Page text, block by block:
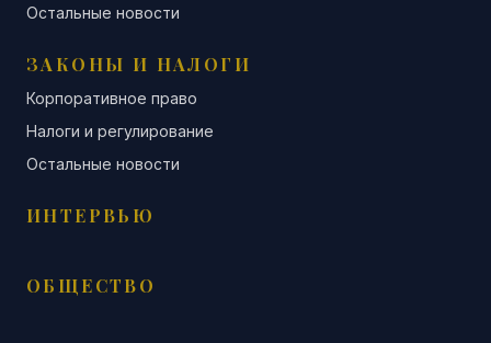
Остальные новости
ЗАКОНЫ И НАЛОГИ
Корпоративное право
Налоги и регулирование
Остальные новости
ИНТЕРВЬЮ
ОБЩЕСТВО